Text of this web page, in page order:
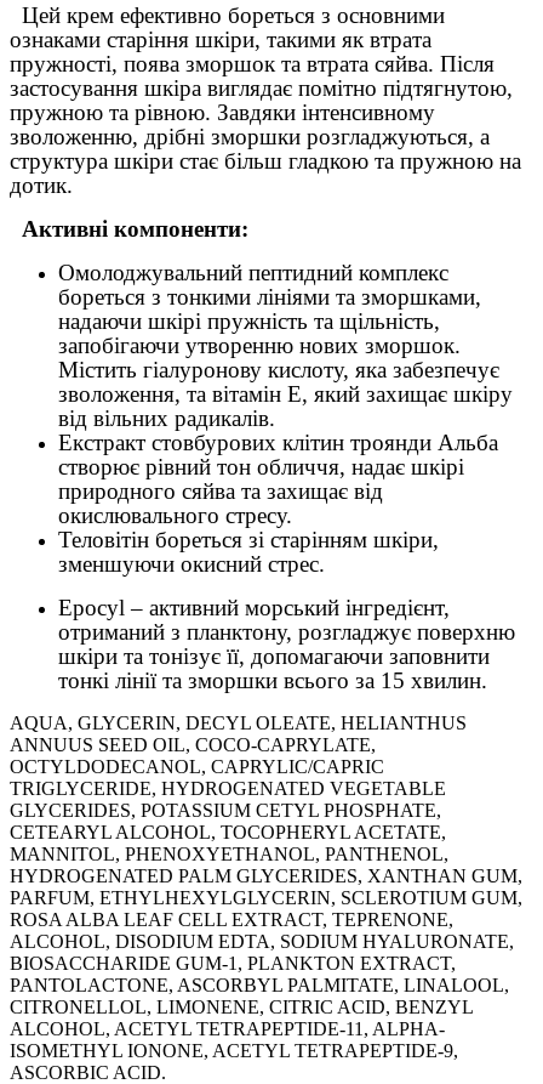
Цей крем ефективно бореться з основними
ознаками старіння шкіри, такими як втрата
пружності, поява зморшок та втрата сяйва. Після
застосування шкіра виглядає помітно підтягнутою,
пружною та рівною. Завдяки інтенсивному
зволоженню, дрібні зморшки розгладжуються, а
структура шкіри стає більш гладкою та пружною на
дотик.
Активні компоненти:
Омолоджувальний пептидний комплекс
бореться з тонкими лініями та зморшками,
надаючи шкірі пружність та щільність,
запобігаючи утворенню нових зморшок.
Містить гіалуронову кислоту, яка забезпечує
зволоження, та вітамін Е, який захищає шкіру
від вільних радикалів.
Екстракт стовбурових клітин троянди Альба
створює рівний тон обличчя, надає шкірі
природного сяйва та захищає від
окислювального стресу.
Теловітін бореться зі старінням шкіри,
зменшуючи окисний стрес.
Epocyl – активний морський інгредієнт,
отриманий з планктону, розгладжує поверхню
шкіри та тонізує її, допомагаючи заповнити
тонкі лінії та зморшки всього за 15 хвилин.
AQUA, GLYCERIN, DECYL OLEATE, HELIANTHUS
ANNUUS SEED OIL, COCO-CAPRYLATE,
OCTYLDODECANOL, CAPRYLIC/CAPRIC
TRIGLYCERIDE, HYDROGENATED VEGETABLE
GLYCERIDES, POTASSIUM CETYL PHOSPHATE,
CETEARYL ALCOHOL, TOCOPHERYL ACETATE,
MANNITOL, PHENOXYETHANOL, PANTHENOL,
HYDROGENATED PALM GLYCERIDES, XANTHAN GUM,
PARFUM, ETHYLHEXYLGLYCERIN, SCLEROTIUM GUM,
ROSA ALBA LEAF CELL EXTRACT, TEPRENONE,
ALCOHOL, DISODIUM EDTA, SODIUM HYALURONATE,
BIOSACCHARIDE GUM-1, PLANKTON EXTRACT,
PANTOLACTONE, ASCORBYL PALMITATE, LINALOOL,
CITRONELLOL, LIMONENE, CITRIC ACID, BENZYL
ALCOHOL, ACETYL TETRAPEPTIDE-11, ALPHA-
ISOMETHYL IONONE, ACETYL TETRAPEPTIDE-9,
ASCORBIC ACID.